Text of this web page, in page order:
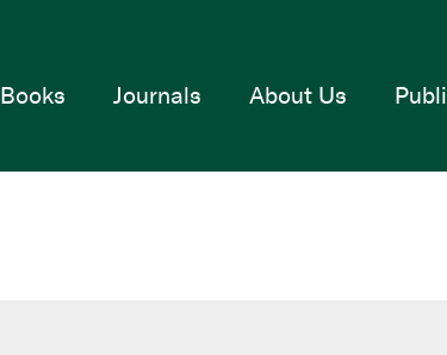
Home
Books Journals About Us